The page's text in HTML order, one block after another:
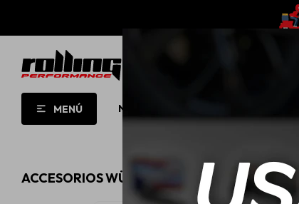
MENÚ NUEVO!
ACCESORIOS WÜRTH